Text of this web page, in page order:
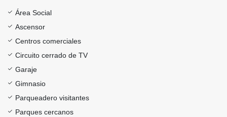
Área Social
Ascensor
Centros comerciales
Circuito cerrado de TV
Garaje
Gimnasio
Parqueadero visitantes
Parques cercanos